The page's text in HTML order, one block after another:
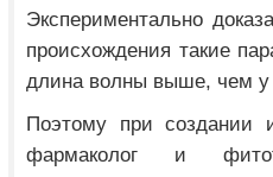
Экспериментально
происхождения такие
длина волны выше, чем у
Поэтому при создании
фармаколог и